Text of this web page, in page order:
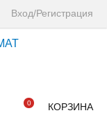
Вход/Регистрация
0
КОРЗИНА